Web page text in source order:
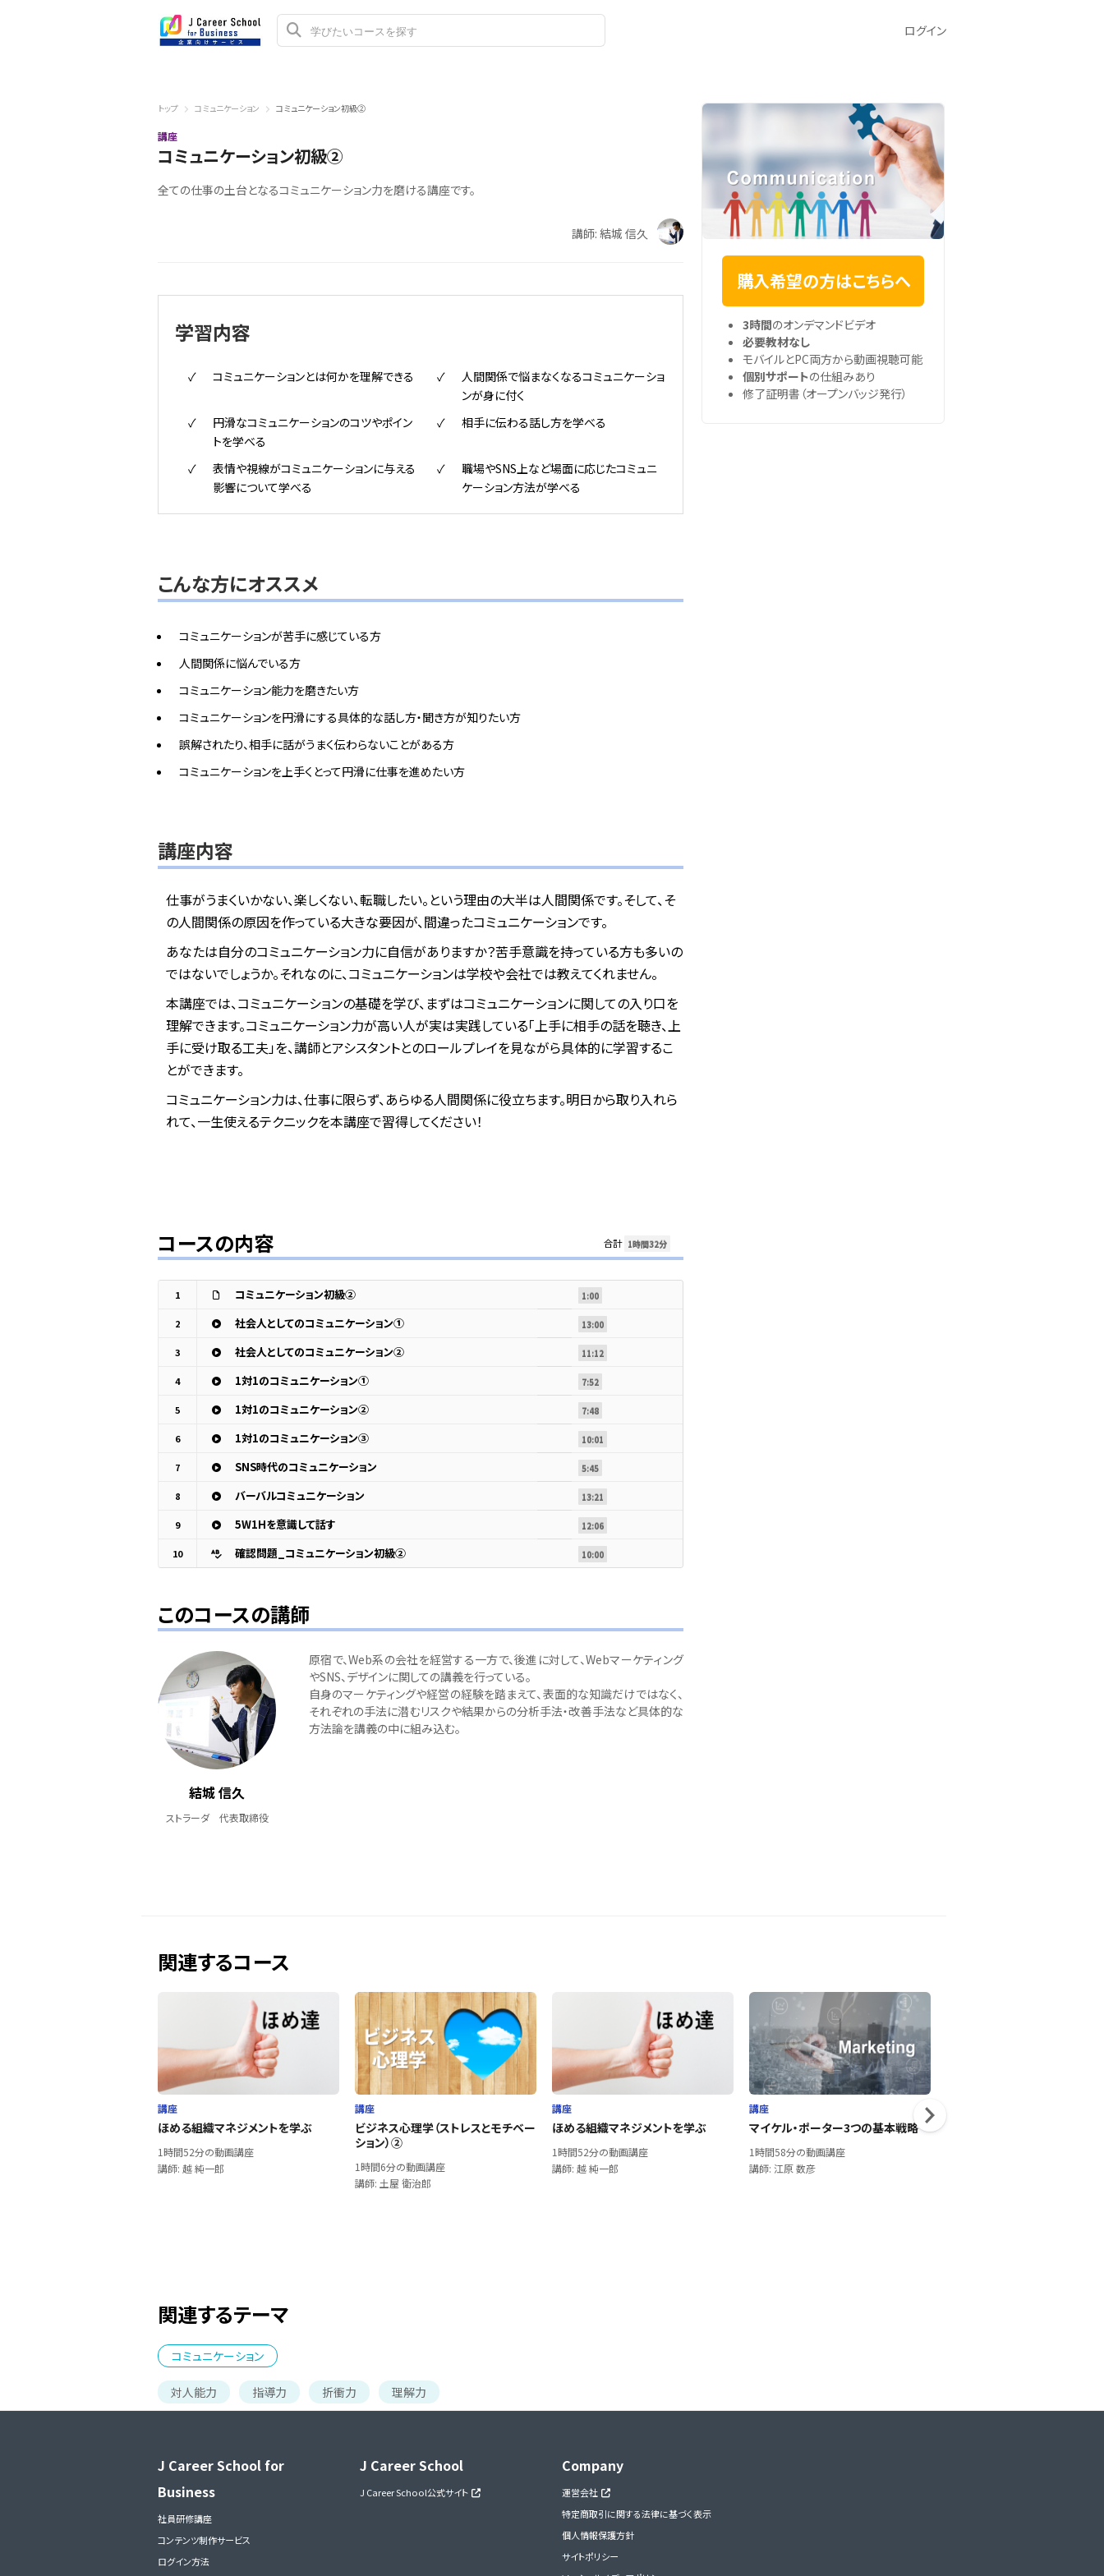
ログイン
トップ コミュニケーション コミュニケーション初級②
講座
コミュニケーション初級②
全ての仕事の土台となるコミュニケーション力を磨ける講座です。
講師: 結城 信久
学習内容
コミュニケーションとは何かを理解できる
人間関係で悩まなくなるコミュニケーショ
ンが身に付く
円滑なコミュニケーションのコツやポイン
トを学べる
相手に伝わる話し方を学べる
表情や視線がコミュニケーションに与える
影響について学べる
職場やSNS上など場面に応じたコミュニ
ケーション方法が学べる
こんな方にオススメ
コミュニケーションが苦手に感じている方
人間関係に悩んでいる方
コミュニケーション能力を磨きたい方
コミュニケーションを円滑にする具体的な話し方・聞き方が知りたい方
誤解されたり、相手に話がうまく伝わらないことがある方
コミュニケーションを上手くとって円滑に仕事を進めたい方
講座内容
仕事がうまくいかない、楽しくない、転職したい。という理由の大半は人間関係です。そして、そ
の人間関係の原因を作っている大きな要因が、間違ったコミュニケーションです。
あなたは自分のコミュニケーション力に自信がありますか？苦手意識を持っている方も多いの
ではないでしょうか。それなのに、コミュニケーションは学校や会社では教えてくれません。
本講座では、コミュニケーションの基礎を学び、まずはコミュニケーションに関しての入り口を
理解できます。コミュニケーション力が高い人が実は実践している「上手に相手の話を聴き、上
手に受け取る工夫」を、講師とアシスタントとのロールプレイを見ながら具体的に学習するこ
とができます。
コミュニケーション力は、仕事に限らず、あらゆる人間関係に役立ちます。明日から取り入れら
れて、一生使えるテクニックを本講座で習得してください！
コースの内容 合計 1時間32分
1 コミュニケーション初級② 1:00
2 社会人としてのコミュニケーション① 13:00
3 社会人としてのコミュニケーション② 11:12
4 1対1のコミュニケーション① 7:52
5 1対1のコミュニケーション② 7:48
6 1対1のコミュニケーション③ 10:01
7 SNS時代のコミュニケーション 5:45
8 バーバルコミュニケーション 13:21
9 5W1Hを意識して話す 12:06
10 確認問題_コミュニケーション初級② 10:00
このコースの講師
結城 信久
ストラーダ 代表取締役
原宿で、Web系の会社を経営する一方で、後進に対して、Webマーケティング
やSNS、デザインに関しての講義を行っている。
自身のマーケティングや経営の経験を踏まえて、表面的な知識だけではなく、
それぞれの手法に潜むリスクや結果からの分析手法・改善手法など具体的な
方法論を講義の中に組み込む。
購入希望の方はこちらへ
3時間のオンデマンドビデオ
必要教材なし
モバイルとPC両方から動画視聴可能
個別サポートの仕組みあり
修了証明書（オープンバッジ発行）
関連するコース
講座
ほめる組織マネジメントを学ぶ
1時間52分の動画講座
講師: 越 純一郎
講座
ビジネス心理学（ストレスとモチベー
ション）②
1時間6分の動画講座
講師: 土屋 衛治郎
講座
ほめる組織マネジメントを学ぶ
1時間52分の動画講座
講師: 越 純一郎
講座
マイケル・ポーター3つの基本戦略
1時間58分の動画講座
講師: 江原 数彦
関連するテーマ
コミュニケーション
対人能力 指導力 折衝力 理解力
J Career School for
Business
社員研修講座
コンテンツ制作サービス
ログイン方法
J Career School
J Career School公式サイト
Company
運営会社
特定商取引に関する法律に基づく表示
個人情報保護方針
サイトポリシー